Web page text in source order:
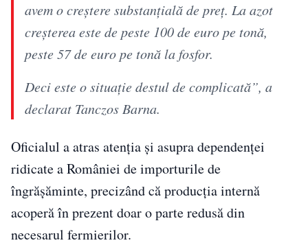
avem o creștere substanțială de preț. La azot
creșterea este de peste 100 de euro pe tonă,
peste 57 de euro pe tonă la fosfor.
Deci este o situație destul de complicată”, a
declarat Tanczos Barna.
Oficialul a atras atenția și asupra dependenței
ridicate a României de importurile de
îngrășăminte, precizând că producția internă
acoperă în prezent doar o parte redusă din
necesarul fermierilor.